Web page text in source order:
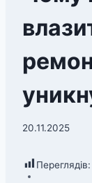
20.11.2025
Переглядів: